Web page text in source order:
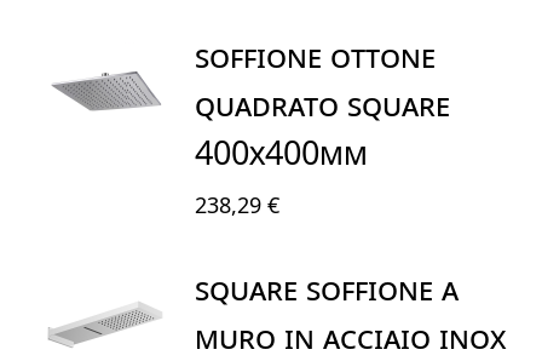
SOFFIONE OTTONE
QUADRATO SQUARE
400X400mm
238,29 €
SQUARE SOFFIONE A
MURO IN ACCIAIO INOX